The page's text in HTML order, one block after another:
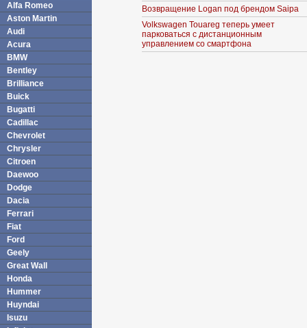
Alfa Romeo
Aston Martin
Audi
Acura
BMW
Bentley
Brilliance
Buick
Bugatti
Cadillac
Chevrolet
Chrysler
Citroen
Daewoo
Dodge
Dacia
Ferrari
Fiat
Ford
Geely
Great Wall
Honda
Hummer
Huyndai
Isuzu
Возвращение Logan под брендом Saipa
Volkswagen Touareg теперь умеет
парковаться с дистанционным
управлением со смартфона